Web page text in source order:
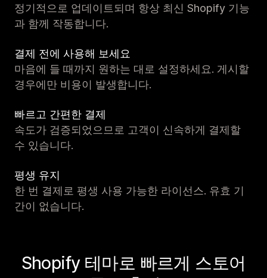
정기적으로 업데이트되며 항상 최신 Shopify 기능
과 함께 작동합니다.
결제 전에 사용해 보세요
마음에 들 때까지 원하는 대로 설정하세요. 게시할
경우에만 비용이 발생합니다.
빠르고 간편한 결제
속도가 검증되었으므로 고객이 신속하게 결제할
수 있습니다.
평생 유지
한 번 결제로 평생 사용 가능한 라이선스. 유효 기
간이 없습니다.
Shopify 테마로 빠르게 스토어